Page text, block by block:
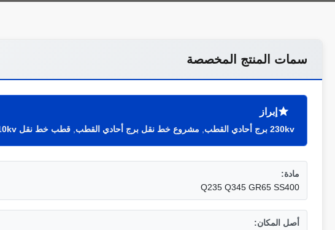
سمات المنتج المخصصة
إبراز
230kv برج أحادي القطب مشروع خط نقل برج أحادي القطب قطب خط نقل 110kv
مادة:
Q235 Q345 GR65 SS400
أصل المكان: